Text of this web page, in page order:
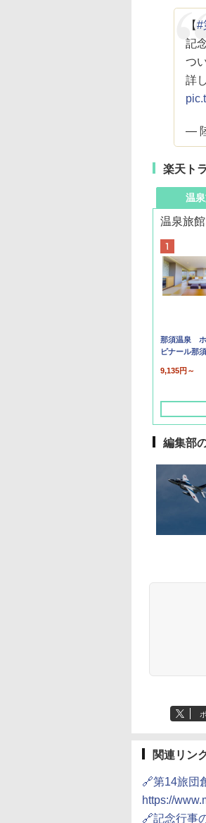
【#
記
つ
詳
—
楽天ト
温
温泉旅館
那須温泉
ピナール那須
9,135円～
編集部
関連リン
🔗第14旅団
https://
🔗記念行事